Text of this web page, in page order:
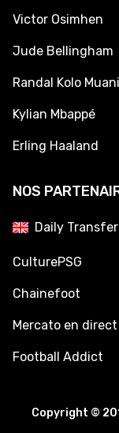
Victor Osimhen
Jude Bellingham
Randal Kolo Muani
Kylian Mbappé
Erling Haaland
NOS
Daily Transfer
CulturePSG
Chainefoot
Mercato en direct
Football Addict
Copyright ©